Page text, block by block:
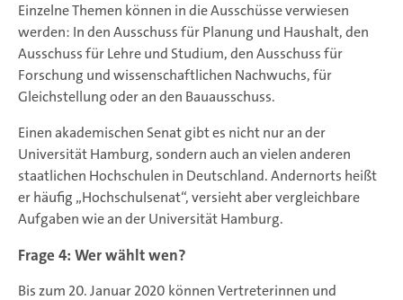
Einzelne Themen können in die Ausschüsse verwiesen
werden: In den Ausschuss für Planung und Haushalt, den
Ausschuss für Lehre und Studium, den Ausschuss für
Forschung und wissenschaftlichen Nachwuchs, für
Gleichstellung oder an den Bauausschuss.
Einen akademischen Senat gibt es nicht nur an der
Universität Hamburg, sondern auch an vielen anderen
staatlichen Hochschulen in Deutschland. Andernorts heißt
er häufig „Hochschulsenat“, versieht aber vergleichbare
Aufgaben wie an der Universität Hamburg.
Frage 4: Wer wählt wen?
Bis zum 20. Januar 2020 können Vertreterinnen und